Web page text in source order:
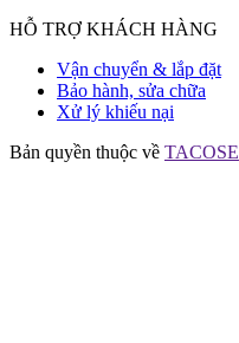
HỖ TRỢ KHÁCH HÀNG
Vận chuyển & lắp đặt
Bảo hành, sửa chữa
Xử lý khiếu nại
Bản quyền thuộc về TACOSE